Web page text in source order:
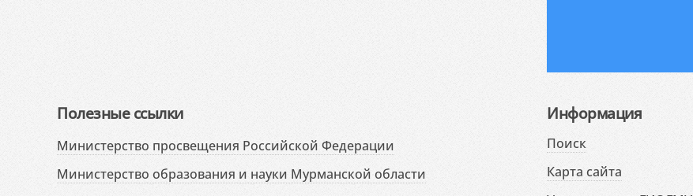
Полезные ссылки
Министерство просвещения Российской Федерации
Министерство образования и науки Мурманской области
Информация
Поиск
Карта сайта